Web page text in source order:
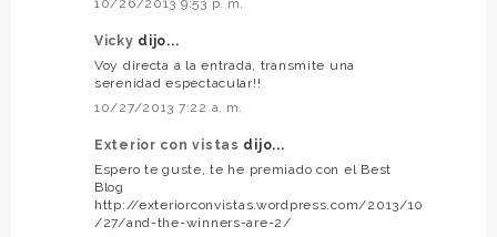
10/26/2013 9:53 p. m.
Vicky dijo...
Voy directa a la entrada, transmite una
serenidad espectacular!!
10/27/2013 7:22 a. m.
Exterior con vistas dijo...
Espero te guste, te he premiado con el Best
Blog
http://exteriorconvistas.wordpress.com/2013/10
/27/and-the-winners-are-2/